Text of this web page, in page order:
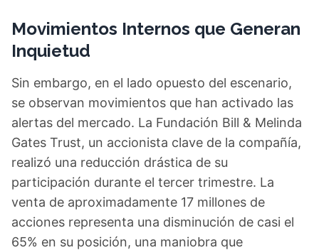
Movimientos Internos que Generan
Inquietud
Sin embargo, en el lado opuesto del escenario,
se observan movimientos que han activado las
alertas del mercado. La Fundación Bill & Melinda
Gates Trust, un accionista clave de la compañía,
realizó una reducción drástica de su
participación durante el tercer trimestre. La
venta de aproximadamente 17 millones de
acciones representa una disminución de casi el
65% en su posición, una maniobra que